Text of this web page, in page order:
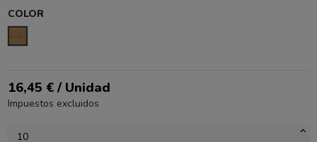
COLOR
16,45 € / Unidad
Impuestos excluidos